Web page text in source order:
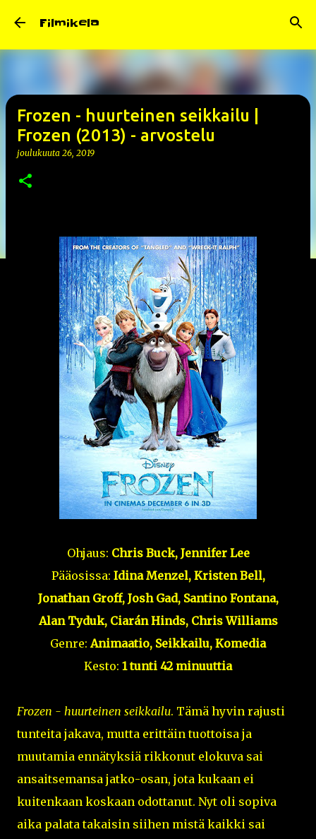
Filmikela
Frozen - huurteinen seikkailu |
Frozen (2013) - arvostelu
joulukuuta 26, 2019
Ohjaus: Chris Buck, Jennifer Lee
Pääosissa: Idina Menzel, Kristen Bell,
Jonathan Groff, Josh Gad, Santino Fontana,
Alan Tyduk, Ciarán Hinds, Chris Williams
Genre:Animaatio, Seikkailu, Komedia
Kesto: 1 tunti 42 minuuttia
Frozen - huurteinen seikkailu. Tämä hyvin rajusti
tunteita jakava, mutta erittäin tuottoisa ja
muutamia ennätyksiä rikkonut elokuva sai
ansaitsemansa jatko-osan, jota kukaan ei
kuitenkaan koskaan odottanut. Nyt oli sopiva
aika palata takaisin siihen mistä kaikki sai